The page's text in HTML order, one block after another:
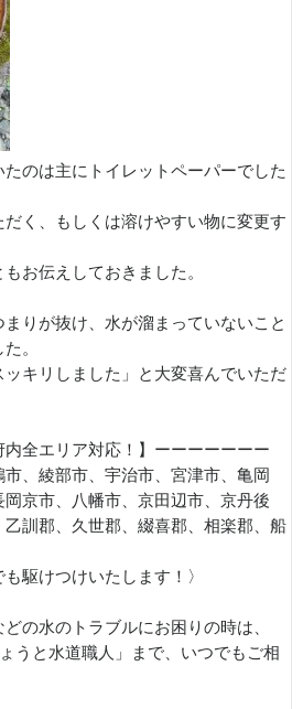
のは主にトイレットペーパーでした
く、もしくは溶けやすい物に変更す
お伝えしておきました。
りが抜け、水が溜まっていないこと
。
ッキリしました」と大変喜んでいただ
全エリア対応！】ーーーーーーー
、綾部市、宇治市、宮津市、亀岡
京市、八幡市、京田辺市、京丹後
訓郡、久世郡、綴喜郡、相楽郡、船
駆けつけいたします！〉
の水のトラブルにお困りの時は、
うと水道職人」まで、いつでもご相